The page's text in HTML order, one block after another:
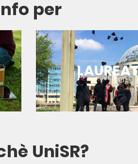
per
UniSR?